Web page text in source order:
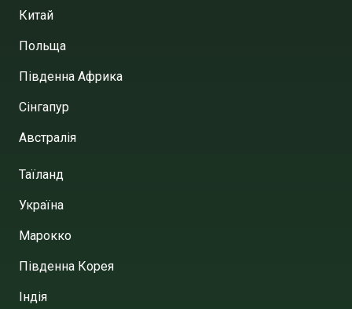
Китай
Польща
Південна Африка
Сінгапур
Австралія
Таїланд
Україна
Марокко
Південна Корея
Індія